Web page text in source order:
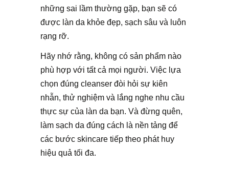
những sai lầm thường gặp, bạn sẽ có
được làn da khỏe đẹp, sạch sâu và luôn
rạng rỡ.
Hãy nhớ rằng, không có sản phẩm nào
phù hợp với tất cả mọi người. Việc lựa
chọn đúng cleanser đòi hỏi sự kiên
nhẫn, thử nghiệm và lắng nghe nhu cầu
thực sự của làn da bạn. Và đừng quên,
làm sạch da đúng cách là nền tảng để
các bước skincare tiếp theo phát huy
hiệu quả tối đa.